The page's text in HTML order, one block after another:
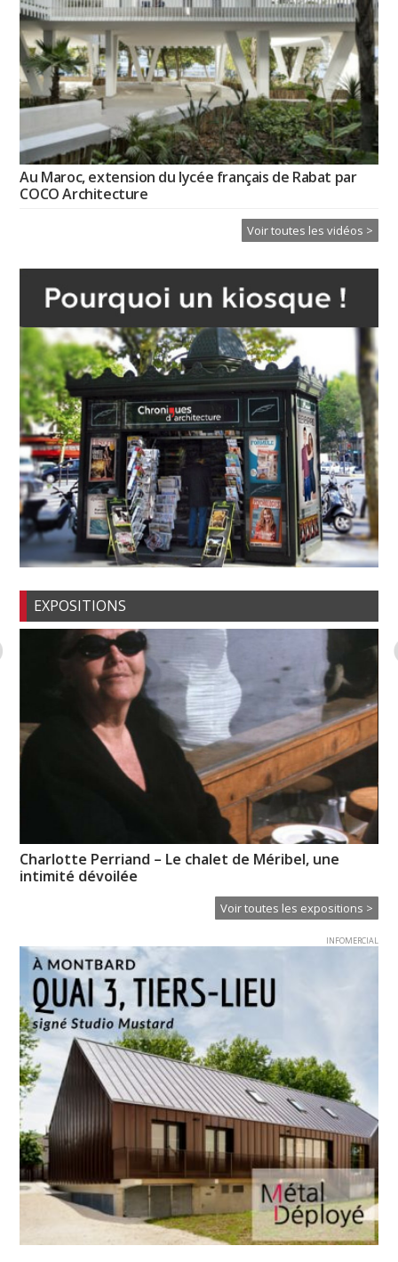
Au Maroc, extension du lycée français de Rabat par
COCO Architecture
Voir toutes les vidéos >
EXPOSITIONS
Il était une fois demain, Beauregard – Chris Morin-
Eitner
Voir toutes les expositions >
INFOMERCIAL